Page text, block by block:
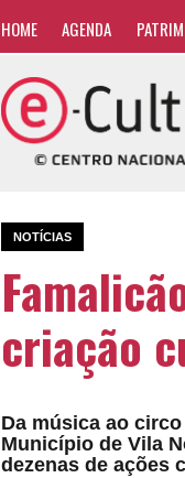
HOME AGENDA
NOTÍCIAS
criação
Da música ao
Município de Vila
dezenas de ações